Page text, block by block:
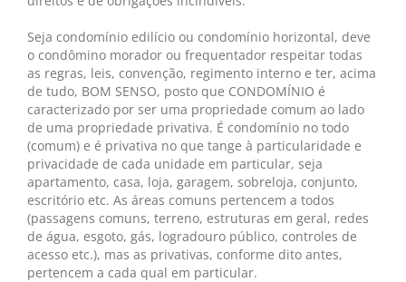
Seja condomínio edilício ou condomínio horizontal, deve
o condômino morador ou frequentador respeitar todas
as regras, leis, convenção, regimento interno e ter, acima
de tudo, BOM SENSO, posto que CONDOMÍNIO é
caracterizado por ser uma propriedade comum ao lado
de uma propriedade privativa. É condomínio no todo
(comum) e é privativa no que tange à particularidade e
privacidade de cada unidade em particular, seja
apartamento, casa, loja, garagem, sobreloja, conjunto,
escritório etc. As áreas comuns pertencem a todos
(passagens comuns, terreno, estruturas em geral, redes
de água, esgoto, gás, logradouro público, controles de
acesso etc.), mas as privativas, conforme dito antes,
pertencem a cada qual em particular.